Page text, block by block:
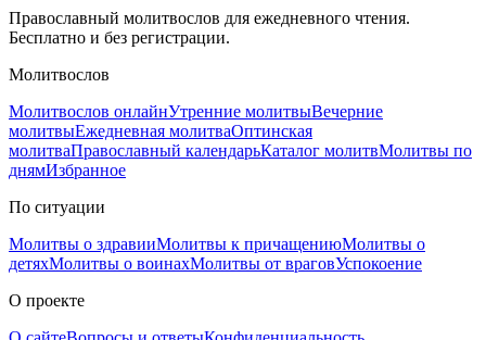
Православный молитвослов для ежедневного чтения.
Бесплатно и без регистрации.
Молитвослов
Молитвослов онлайнУтренние молитвыВечерние
молитвыЕжедневная молитваОптинская
молитваПравославный календарьКаталог молитвМолитвы по
днямИзбранное
По ситуации
Молитвы о здравииМолитвы к причащениюМолитвы о
детяхМолитвы о воинахМолитвы от враговУспокоение
О проекте